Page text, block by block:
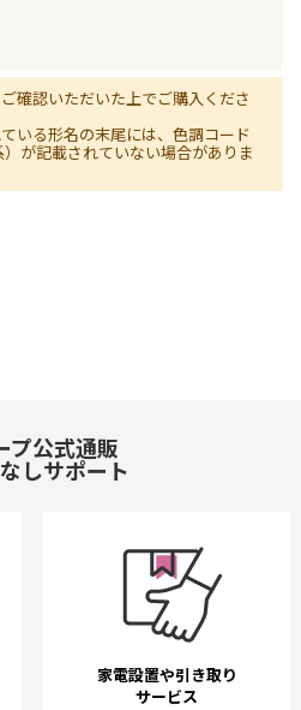
確認いただいた上でご購入くださ
いる形名の末尾には、色調コード
）が記載されていない場合がありま
プ公式通販
しサポート
家電設置や引き取り
サービス